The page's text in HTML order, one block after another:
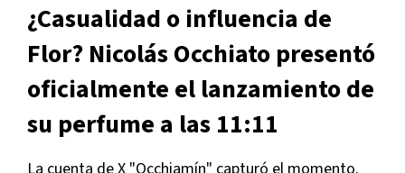
¿Casualidad o influencia de
Flor? Nicolás Occhiato presentó
oficialmente el lanzamiento de
su perfume a las 11:11